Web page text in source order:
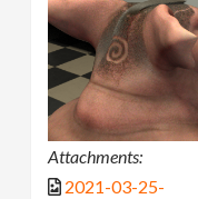
Attachments:
2021-03-25-